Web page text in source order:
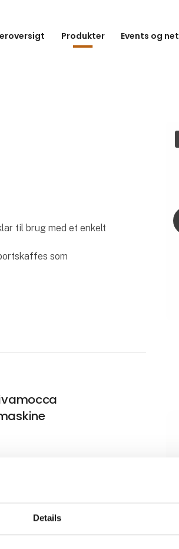
Details
Produkter Events og
til brug med et enkelt
som